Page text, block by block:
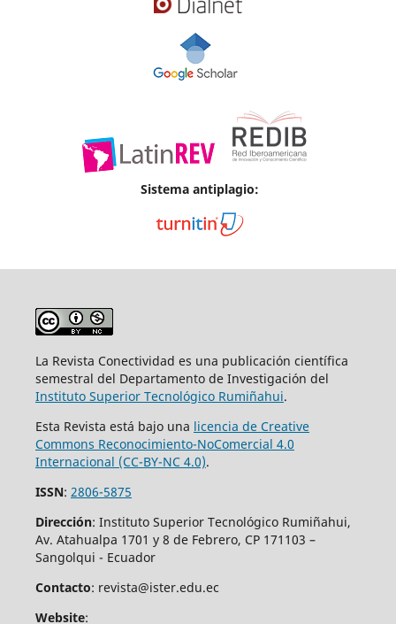
Sistema antiplagio:
La Revista Conectividad es una publicación científica
semestral del Departamento de Investigación del
Instituto Superior Tecnológico Rumiñahui.
Esta Revista está bajo una licencia de Creative
Commons Reconocimiento-NoComercial 4.0
Internacional (CC-BY-NC 4.0).
ISSN: 2806-5875
Dirección: Instituto Superior Tecnológico Rumiñahui,
Av. Atahualpa 1701 y 8 de Febrero, CP 171103 –
Sangolqui - Ecuador
Contacto: revista@ister.edu.ec
Website: